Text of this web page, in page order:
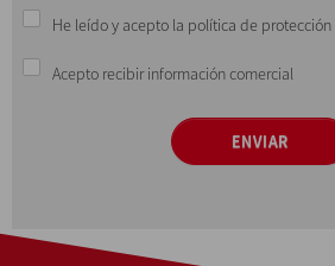
He leído y acepto la política de
Acepto recibir información comercial
ENVIAR